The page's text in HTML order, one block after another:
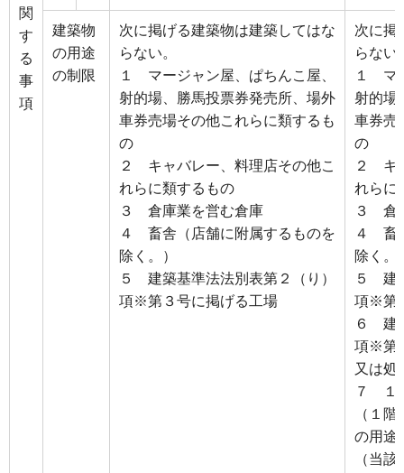
関
す
る
事
項
建築物
の用途
の制限
次に掲げる建築物は建築してはな
らない。
１ マージャン屋、ぱちんこ屋、
射的場、勝馬投票券発売所、場外
車券売場その他これらに類するも
の
２ キャバレー、料理店その他こ
れらに類するもの
３ 倉庫業を営む倉庫
４ 畜舎（店舗に附属するものを
除く。）
５ 建築基準法法別表第２（り）
項※第３号に掲げる工場
次に掲
らない
１ マ
射的場
車券売
の
２ キ
れらに
３ 倉
４ 畜
除く。
５ 建
項※第
６ 建
項※第
又は処
７ １
（１
の用途
（当